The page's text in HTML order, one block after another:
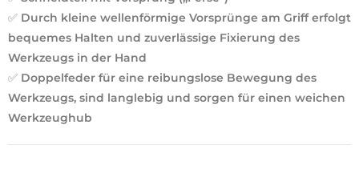
✅ Durch kleine wellenförmige Vorsprünge am Griff erfolgt
bequemes Halten und zuverlässige Fixierung des
Werkzeugs in der Hand
✅ Doppelfeder für eine reibungslose Bewegung des
Werkzeugs, sind langlebig und sorgen für einen weichen
Werkzeughub